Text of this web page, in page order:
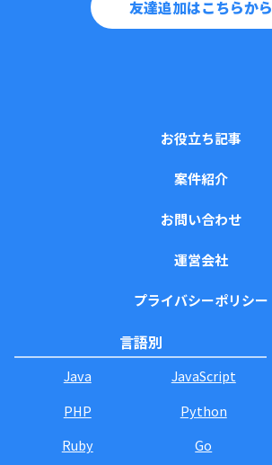
友達追加はこちらから
お役立ち記事
案件紹介
お問い合わせ
運営会社
プライバシーポリシー
言語別
Java
JavaScript
PHP
Python
Ruby
Go